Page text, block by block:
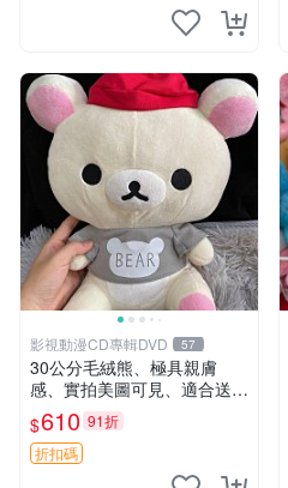
影視動漫CD專輯DVD 57
30公分毛絨熊、極具親膚
感、實拍美圖可見、適合送禮
收藏 毛絨熊 送禮 熊抱
$610 91折
折扣碼